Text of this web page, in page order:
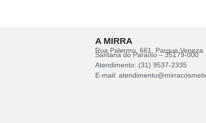
A MIRRA
Rua Palermo, 661, Parque Veneza
Santana do Paraíso – 35179-000
Atendimento: (31) 9537-2335
E-mail: